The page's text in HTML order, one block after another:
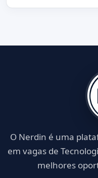
O Nerdin é uma
em vagas de
melhores